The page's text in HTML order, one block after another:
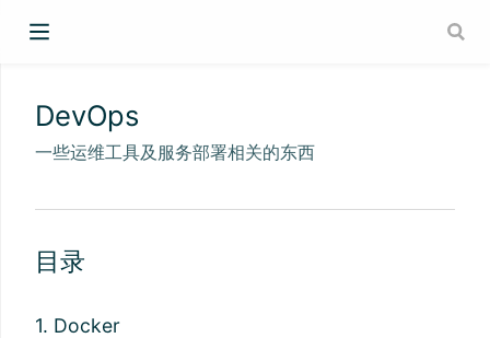
DevOps
一些运维工具及服务部署相关的东西
目录
1. Docker